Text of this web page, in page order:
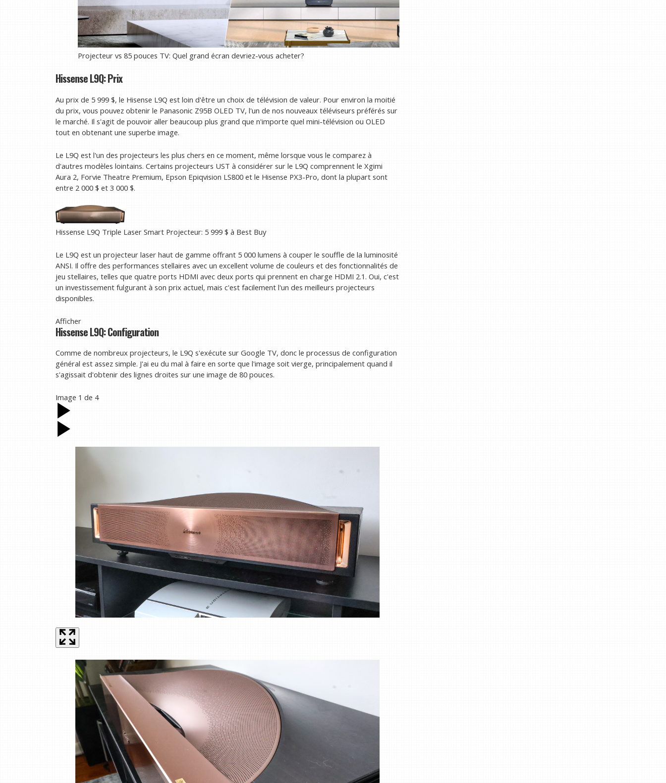
Projecteur vs 85 pouces TV: Quel grand écran devriez-vous acheter?
Hissense L9Q: Prix
Au prix de 5 999 $, le Hisense L9Q est loin d'être un choix de télévision de valeur. Pour environ la moitié
du prix, vous pouvez obtenir le Panasonic Z95B OLED TV, l'un de nos nouveaux téléviseurs préférés sur
le marché. Il s'agit de pouvoir aller beaucoup plus grand que n'importe quel mini-télévision ou OLED
tout en obtenant une superbe image.
Le L9Q est l'un des projecteurs les plus chers en ce moment, même lorsque vous le comparez à
d'autres modèles lointains. Certains projecteurs UST à considérer sur le L9Q comprennent le Xgimi
Aura 2, Forvie Theatre Premium, Epson Epiqvision LS800 et le Hisense PX3-Pro, dont la plupart sont
entre 2 000 $ et 3 000 $.
Hissense L9Q Triple Laser Smart Projecteur: 5 999 $ à Best Buy
Le L9Q est un projecteur laser haut de gamme offrant 5 000 lumens à couper le souffle de la luminosité
ANSI. Il offre des performances stellaires avec un excellent volume de couleurs et des fonctionnalités de
jeu stellaires, telles que quatre ports HDMI avec deux ports qui prennent en charge HDMI 2.1. Oui, c'est
un investissement fulgurant à son prix actuel, mais c'est facilement l'un des meilleurs projecteurs
disponibles.
Afficher
Hissense L9Q: Configuration
Comme de nombreux projecteurs, le L9Q s'exécute sur Google TV, donc le processus de configuration
général est assez simple. J'ai eu du mal à faire en sorte que l'image soit vierge, principalement quand il
s'agissait d'obtenir des lignes droites sur une image de 80 pouces.
Image 1 de 4